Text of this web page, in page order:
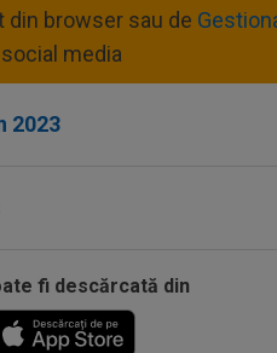
din browser sau de
media
2023
fi descărcată din